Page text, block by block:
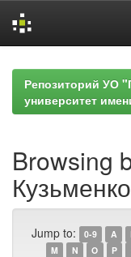
navigationРепозиторий УО
университет
Browsing
Jump to: 0-9 A
M
N O P